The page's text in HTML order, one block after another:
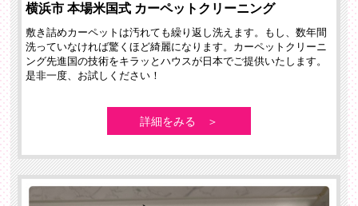
横浜市 本場米国式 カーペットクリーニング
敷き詰めカーペットは汚れても繰り返し洗えます。もし、数年間
洗っていなければ驚くほど綺麗になります。カーペットクリーニ
ング先進国の技術をキラッとハウスが日本でご提供いたします。
是非一度、お試しください！
詳細をみる ＞